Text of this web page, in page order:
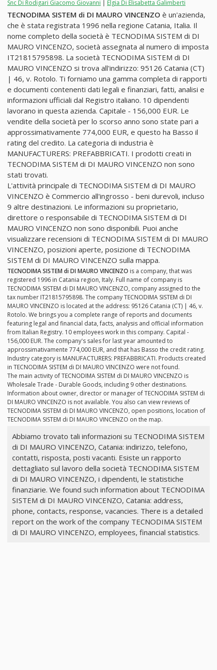
Snc Di Rodigari Giacomo Giovanni | Elgia Di Elisabetta Galimberti
TECNODIMA SISTEM di DI MAURO VINCENZO è un'azienda,
che è stata registrata 1996 nella regione Catania, Italia. Il
nome completo della società è TECNODIMA SISTEM di DI
MAURO VINCENZO, società assegnata al numero di imposta
IT21815795898. La società TECNODIMA SISTEM di DI
MAURO VINCENZO si trova all'indirizzo: 95126 Catania (CT)
| 46, v. Rotolo. Ti forniamo una gamma completa di rapporti
e documenti contenenti dati legali e finanziari, fatti, analisi e
informazioni ufficiali dal Registro italiano. 10 dipendenti
lavorano in questa azienda. Capitale - 156,000 EUR. Le
vendite della società per lo scorso anno sono state pari a
approssimativamente 774,000 EUR, e questo ha Basso il
rating del credito. La categoria di industria è
MANUFACTURERS: PREFABBRICATI. I prodotti creati in
TECNODIMA SISTEM di DI MAURO VINCENZO non sono
stati trovati.
L'attività principale di TECNODIMA SISTEM di DI MAURO
VINCENZO è Commercio all'ingrosso - beni durevoli, incluso
9 altre destinazioni. Le informazioni su proprietario,
direttore o responsabile di TECNODIMA SISTEM di DI
MAURO VINCENZO non sono disponibili. Puoi anche
visualizzare recensioni di TECNODIMA SISTEM di DI MAURO
VINCENZO, posizioni aperte, posizione di TECNODIMA
SISTEM di DI MAURO VINCENZO sulla mappa.
TECNODIMA SISTEM di DI MAURO VINCENZO is a company, that was
registered 1996 in Catania region, Italy. Full name of company is
TECNODIMA SISTEM di DI MAURO VINCENZO, company assigned to the
tax number IT21815795898. The company TECNODIMA SISTEM di DI
MAURO VINCENZO is located at the address: 95126 Catania (CT) | 46, v.
Rotolo. We brings you a complete range of reports and documents
featuring legal and financial data, facts, analysis and official information
from Italian Registry. 10 employees work in this company. Capital -
156,000 EUR. The company's sales for last year amounted to
approssimativamente 774,000 EUR, and that has Basso the credit rating.
Industry category is MANUFACTURERS: PREFABBRICATI. Products created
in TECNODIMA SISTEM di DI MAURO VINCENZO were not found.
The main activity of TECNODIMA SISTEM di DI MAURO VINCENZO is
Wholesale Trade - Durable Goods, including 9 other destinations.
Information about owner, director or manager of TECNODIMA SISTEM di
DI MAURO VINCENZO is not available. You also can view reviews of
TECNODIMA SISTEM di DI MAURO VINCENZO, open positions, location of
TECNODIMA SISTEM di DI MAURO VINCENZO on the map.
Abbiamo trovato tali informazioni su TECNODIMA SISTEM
di DI MAURO VINCENZO, Catania: indirizzo, telefono,
contatti, risposta, posti vacanti. Esiste un rapporto
dettagliato sul lavoro della società TECNODIMA SISTEM
di DI MAURO VINCENZO, i dipendenti, le statistiche
finanziarie. We found such information about TECNODIMA
SISTEM di DI MAURO VINCENZO, Catania: address,
phone, contacts, response, vacancies. There is a detailed
report on the work of the company TECNODIMA SISTEM
di DI MAURO VINCENZO, employees, financial statistics.